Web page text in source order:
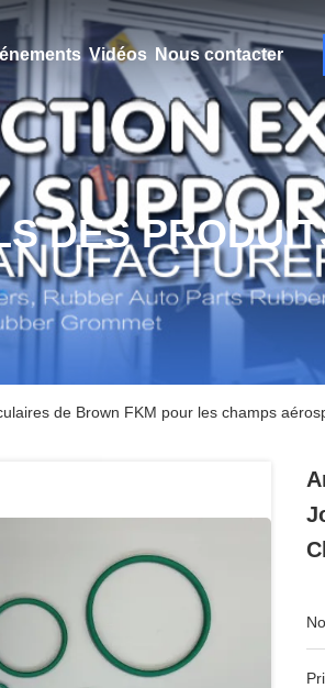
Vidéos Nous contacter
DES
de Brown FKM pour les champs